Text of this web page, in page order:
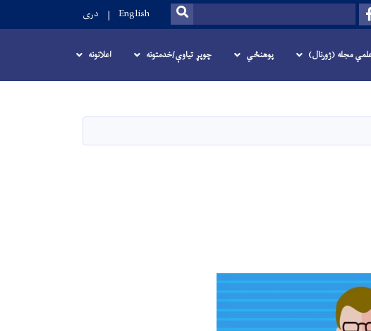
Facebook
SEARCH
English دری
مجله (ژورنال) پوهنځي چوپړ تیاوې/خدمتونه اعلانونه